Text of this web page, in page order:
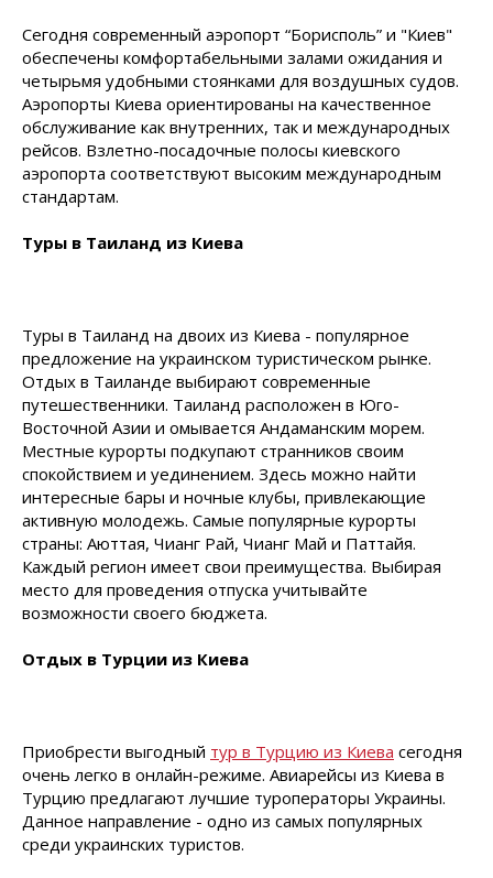
Сегодня современный аэропорт “Борисполь” и "Киев"
обеспечены комфортабельными залами ожидания и
четырьмя удобными стоянками для воздушных судов.
Аэропорты Киева ориентированы на качественное
обслуживание как внутренних, так и международных
рейсов. Взлетно-посадочные полосы киевского
аэропорта соответствуют высоким международным
стандартам.
Туры в Таиланд из Киева
Туры в Таиланд на двоих из Киева - популярное
предложение на украинском туристическом рынке.
Отдых в Таиланде выбирают современные
путешественники. Таиланд расположен в Юго-
Восточной Азии и омывается Андаманским морем.
Местные курорты подкупают странников своим
спокойствием и уединением. Здесь можно найти
интересные бары и ночные клубы, привлекающие
активную молодежь. Самые популярные курорты
страны: Аюттая, Чианг Рай, Чианг Май и Паттайя.
Каждый регион имеет свои преимущества. Выбирая
место для проведения отпуска учитывайте
возможности своего бюджета.
Отдых в Турции из Киева
Приобрести выгодный тур в Турцию из Киева сегодня
очень легко в онлайн-режиме. Авиарейсы из Киева в
Турцию предлагают лучшие туроператоры Украины.
Данное направление - одно из самых популярных
среди украинских туристов.